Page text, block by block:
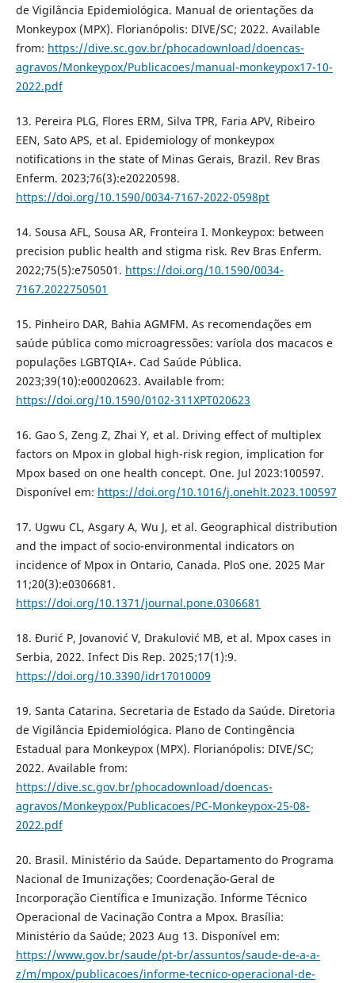
de Vigilância Epidemiológica. Manual de orientações da
Monkeypox (MPX). Florianópolis: DIVE/SC; 2022. Available
from: https://dive.sc.gov.br/phocadownload/doencas-
agravos/Monkeypox/Publicacoes/manual-monkeypox17-10-
2022.pdf
13. Pereira PLG, Flores ERM, Silva TPR, Faria APV, Ribeiro
EEN, Sato APS, et al. Epidemiology of monkeypox
notifications in the state of Minas Gerais, Brazil. Rev Bras
Enferm. 2023;76(3):e20220598.
https://doi.org/10.1590/0034-7167-2022-0598pt
14. Sousa AFL, Sousa AR, Fronteira I. Monkeypox: between
precision public health and stigma risk. Rev Bras Enferm.
2022;75(5):e750501. https://doi.org/10.1590/0034-
7167.2022750501
15. Pinheiro DAR, Bahia AGMFM. As recomendações em
saúde pública como microagressões: varíola dos macacos e
populações LGBTQIA+. Cad Saúde Pública.
2023;39(10):e00020623. Available from:
https://doi.org/10.1590/0102-311XPT020623
16. Gao S, Zeng Z, Zhai Y, et al. Driving effect of multiplex
factors on Mpox in global high-risk region, implication for
Mpox based on one health concept. One. Jul 2023:100597.
Disponível em: https://doi.org/10.1016/j.onehlt.2023.100597
17. Ugwu CL, Asgary A, Wu J, et al. Geographical distribution
and the impact of socio-environmental indicators on
incidence of Mpox in Ontario, Canada. PloS one. 2025 Mar
11;20(3):e0306681.
https://doi.org/10.1371/journal.pone.0306681
18. Đurić P, Jovanović V, Drakulović MB, et al. Mpox cases in
Serbia, 2022. Infect Dis Rep. 2025;17(1):9.
https://doi.org/10.3390/idr17010009
19. Santa Catarina. Secretaria de Estado da Saúde. Diretoria
de Vigilância Epidemiológica. Plano de Contingência
Estadual para Monkeypox (MPX). Florianópolis: DIVE/SC;
2022. Available from:
https://dive.sc.gov.br/phocadownload/doencas-
agravos/Monkeypox/Publicacoes/PC-Monkeypox-25-08-
2022.pdf
20. Brasil. Ministério da Saúde. Departamento do Programa
Nacional de Imunizações; Coordenação-Geral de
Incorporação Científica e Imunização. Informe Técnico
Operacional de Vacinação Contra a Mpox. Brasília:
Ministério da Saúde; 2023 Aug 13. Disponível em:
https://www.gov.br/saude/pt-br/assuntos/saude-de-a-a-
z/m/mpox/publicacoes/informe-tecnico-operacional-de-